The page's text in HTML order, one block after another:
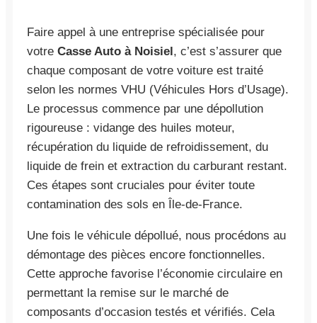
Faire appel à une entreprise spécialisée pour
votre Casse Auto à Noisiel, c’est s’assurer que
chaque composant de votre voiture est traité
selon les normes VHU (Véhicules Hors d’Usage).
Le processus commence par une dépollution
rigoureuse : vidange des huiles moteur,
récupération du liquide de refroidissement, du
liquide de frein et extraction du carburant restant.
Ces étapes sont cruciales pour éviter toute
contamination des sols en Île-de-France.
Une fois le véhicule dépollué, nous procédons au
démontage des pièces encore fonctionnelles.
Cette approche favorise l’économie circulaire en
permettant la remise sur le marché de
composants d’occasion testés et vérifiés. Cela